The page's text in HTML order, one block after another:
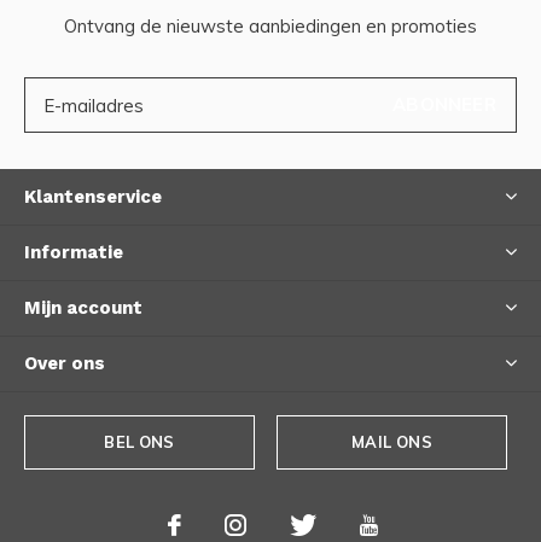
Ontvang de nieuwste aanbiedingen en promoties
Klantenservice
Informatie
Mijn account
Over ons
BEL ONS MAIL ONS